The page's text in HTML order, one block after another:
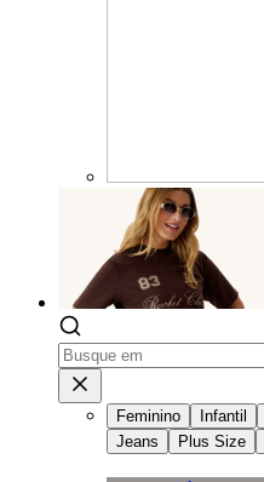
Feminino Infantil
Jeans
Plus Size